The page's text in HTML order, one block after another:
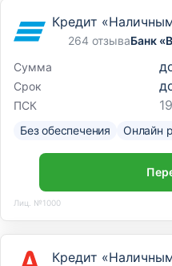
Кредит
264 отзываБанк
Сумма
Срок
ПСК
Без обеспечения Онлайн
Лиц. №1000
Кредит